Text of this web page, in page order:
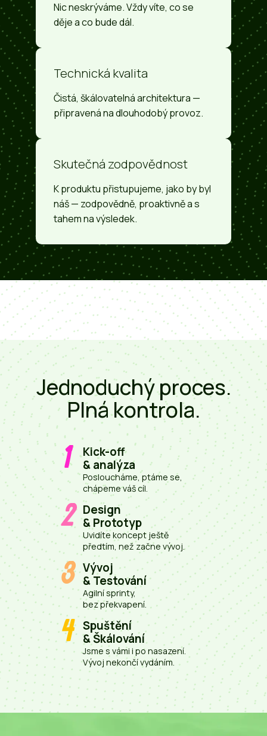
Nic neskrýváme. Vždy víte, co se
děje a co bude dál.
Technická kvalita
Čistá, škálovatelná architektura —
připravená na dlouhodobý provoz.
Skutečná zodpovědnost
K produktu přistupujeme, jako by byl
náš — zodpovědně, proaktivně a s
tahem na výsledek.
Jednoduchý proces.
Plná kontrola.
1
Kick-off
& analýza
Posloucháme, ptáme se,
chápeme váš cíl.
2 Design
& Prototyp
Uvidíte koncept ještě
předtím, než začne vývoj.
3 Vývoj
& Testování
Agilní sprinty,
bez překvapení.
4
Spuštění
& Škálování
Jsme s vámi i po nasazení.
Vývoj nekončí vydáním.